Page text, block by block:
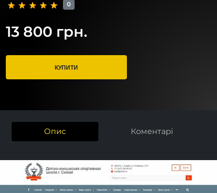
0
13 800 грн.
КУПИТИ
Опис Коментарі